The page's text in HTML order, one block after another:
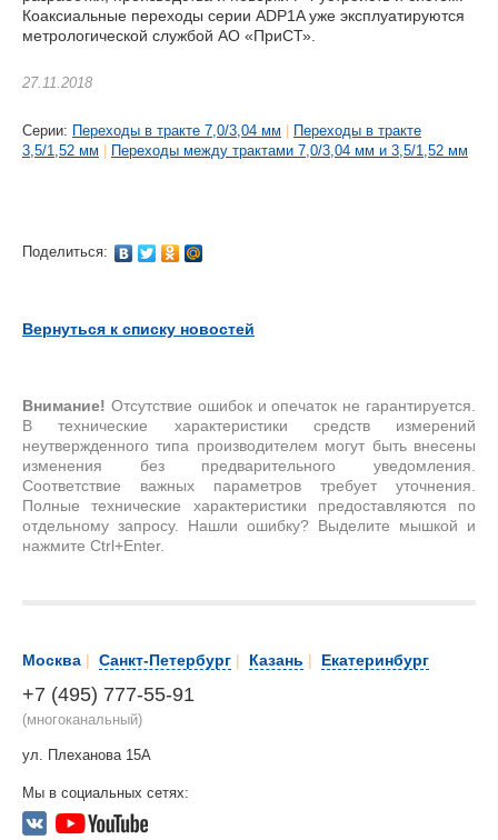
Коаксиальные переходы серии ADP1A уже эксплуатируются
метрологической службой АО «ПриСТ».
27.11.2018
Cерии: Переходы в тракте 7,0/3,04 мм
Переходы в тракте
3,5/1,52 мм
Переходы между трактами 7,0/3,04 мм и 3,5/1,52 мм
Поделиться:
Вернуться к списку новостей
Внимание! Отсутствие ошибок и опечаток не гарантируется.
В технические характеристики средств измерений
неутвержденного типа производителем могут быть внесены
изменения без предварительного уведомления.
Соответствие важных параметров требует уточнения.
Полные технические характеристики предоставляются по
отдельному запросу. Нашли ошибку? Выделите мышкой и
нажмите Ctrl+Enter.
Москва | Санкт-Петербург | Казань | Екатеринбург
+7 (495) 777-55-91
(многоканальный)
ул. Плеханова 15А
Мы в социальных сетях: